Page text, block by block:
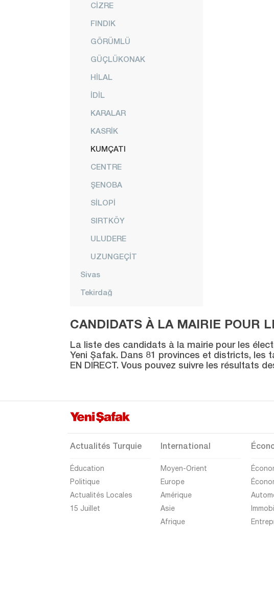
CİZRE
FINDIK
GÖRÜMLÜ
GÜÇLÜKONAK
HİLAL
İDİL
KARALAR
KASRİK
KUMÇATI
CENTRE
ŞENOBA
SİLOPİ
SIRTKÖY
ULUDERE
UZUNGEÇİT
Sivas
Tekirdağ
Trabzon
Tunceli
Uşak
Yalova
Yozgat
Zonguldak
CANDIDATS À LA MAIRIE POUR
La liste des candidats à la mairie pour les
Yeni Şafak. Dans 81 provinces et districts, les
EN DIRECT. Vous pouvez suivre les résultats
Actualités Turquie
Éducation
Politique
Actualités Locales
15 Juillet
International
Moyen-Orient
Europe
Amérique
Asie
Afrique